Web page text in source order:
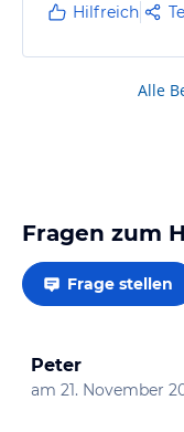
Hilfreich
Alle
Fragen zum
Frage stellen
Peter
am 21. November